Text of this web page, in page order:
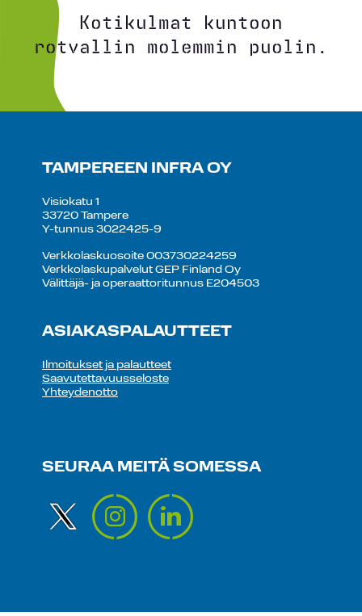
Kotikulmat kuntoon
rotvallin molemmin puolin.
TAMPEREEN INFRA OY
Visiokatu 1
33720 Tampere
Y-tunnus 3022425-9
Verkkolaskuosoite 003730224259
Verkkolaskupalvelut GEP Finland Oy
Välittäjä- ja operaattoritunnus E204503
ASIAKASPALAUTTEET
Ilmoitukset ja palautteet
Saavutettavuusseloste
Yhteydenotto
SEURAA MEITÄ SOMESSA